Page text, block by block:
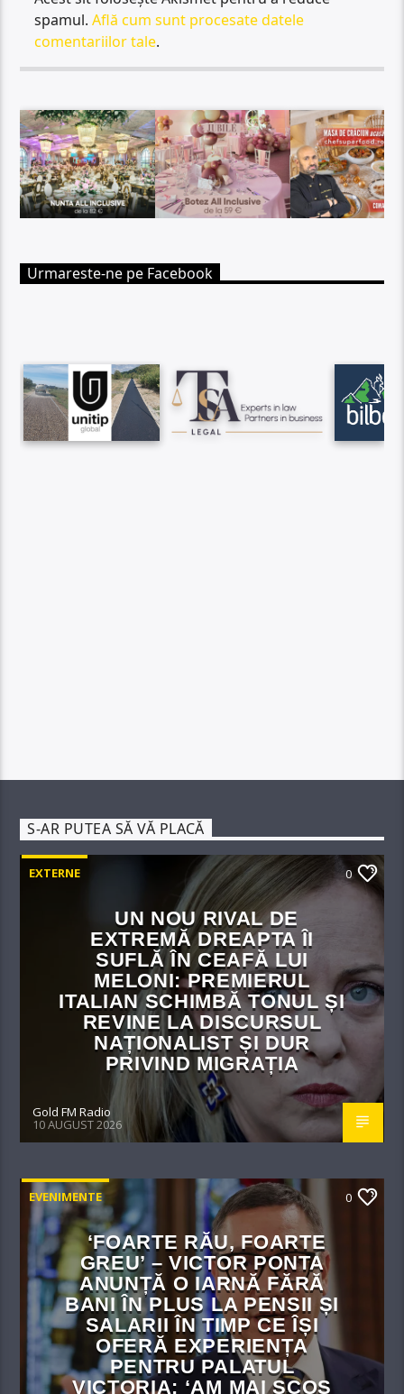
spamul.Află cum sunt procesate datele
comentariilor tale.
Urmareste-ne pe Facebook
S-AR PUTEA SĂ VĂ PLACĂ
EXTERNE 0
UN NOU RIVAL DE
EXTREMĂ DREAPTA ÎI
SUFLĂ ÎN CEAFĂ LUI
MELONI: PREMIERUL
ITALIAN SCHIMBĂ TONUL ȘI
REVINE LA DISCURSUL
NAȚIONALIST ȘI DUR
PRIVIND MIGRAȚIA
Gold FM Radio
10 AUGUST 2026
EVENIMENTE 0
‘FOARTE RĂU, FOARTE
GREU’ – VICTOR PONTA
ANUNȚĂ O IARNĂ FĂRĂ
BANI ÎN PLUS LA PENSII ȘI
SALARII ÎN TIMP CE ÎȘI
OFERĂ EXPERIENȚA
PENTRU PALATUL
VICTORIA: ‘AM MAI SCOS